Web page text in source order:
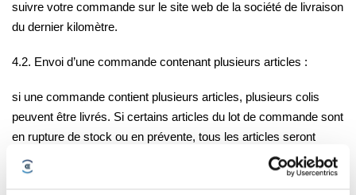
suivre votre commande sur le site web de la société de livraison
du dernier kilomètre.
4.2. Envoi d’une commande contenant plusieurs articles :
si une commande contient plusieurs articles, plusieurs colis
peuvent être livrés. Si certains articles du lot de commande sont
en rupture de stock ou en prévente, tous les articles seront
expédiés ensemble une fois que les articles en rupture de stock
et en prévente seront disponibles. Nous vous remercions de